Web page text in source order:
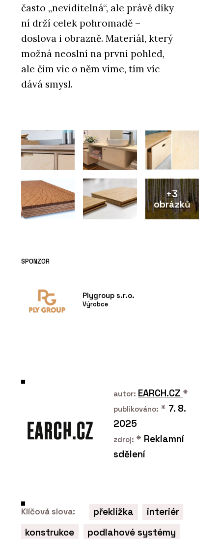
často „neviditelná“, ale právě díky
ní drží celek pohromadě –
doslova i obrazně. Materiál, který
možná neoslní na první pohled,
ale čím víc o něm víme, tím víc
dává smysl.
+3
obrázků
SPONZOR
Plygroup s.r.o.
Výrobce
autor: EARCH.CZ *
publikováno: * 7. 8.
2025
zdroj: * Reklamní
sdělení
Klíčová slova: překližka
interiér
konstrukce
podlahové systémy